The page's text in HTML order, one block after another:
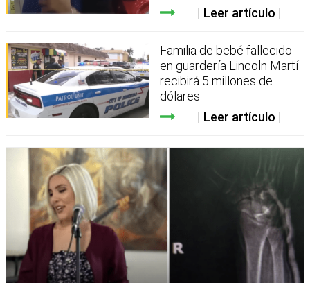
Leer artículo
Familia de bebé fallecido
en guardería Lincoln Martí
recibirá 5 millones de
dólares
Leer artículo